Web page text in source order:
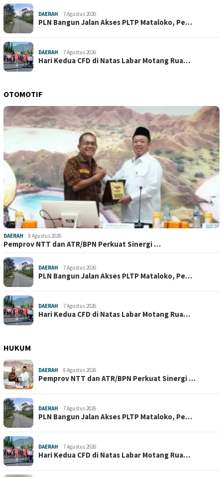
DAERAH 7 Agustus 2026
PLN Bangun Jalan Akses PLTP Mataloko, Pe…
DAERAH 7 Agustus 2026
Hari Kedua CFD di Natas Labar Motang Rua…
OTOMOTIF
DAERAH 8 Agustus 2026
Pemprov NTT dan ATR/BPN Perkuat Sinergi …
DAERAH 7 Agustus 2026
PLN Bangun Jalan Akses PLTP Mataloko, Pe…
DAERAH 7 Agustus 2026
Hari Kedua CFD di Natas Labar Motang Rua…
HUKUM
DAERAH 8 Agustus 2026
Pemprov NTT dan ATR/BPN Perkuat Sinergi …
DAERAH 7 Agustus 2026
PLN Bangun Jalan Akses PLTP Mataloko, Pe…
DAERAH 7 Agustus 2026
Hari Kedua CFD di Natas Labar Motang Rua…